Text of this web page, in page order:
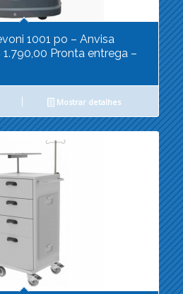
1001 po – Anvisa
Pronta entrega –
Mostrar detalhes